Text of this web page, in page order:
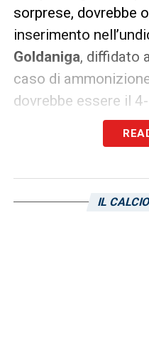
sorprese, dovrebbe
inserimento
Goldaniga, diffidato
caso di
dovrebbe essere il
Adam Obert
nella linea difensiva.
IL